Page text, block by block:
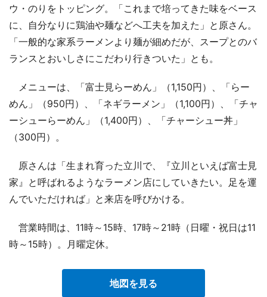
ウ・のりをトッピング。「これまで培ってきた味をベース
に、自分なりに鶏油や麺などへ工夫を加えた」と原さん。
「一般的な家系ラーメンより麺が細めだが、スープとのバ
ランスとおいしさにこだわり行きついた」とも。
メニューは、「富士見らーめん」（1,150円）、「らー
めん」（950円）、「ネギラーメン」（1,100円）、「チャ
ーシューらーめん」（1,400円）、「チャーシュー丼」
（300円）。
原さんは「生まれ育った立川で、『立川といえば富士見
家』と呼ばれるようなラーメン店にしていきたい。足を運
んでいただければ」と来店を呼びかける。
営業時間は、11時～15時、17時～21時（日曜・祝日は11
時～15時）。月曜定休。
地図を見る